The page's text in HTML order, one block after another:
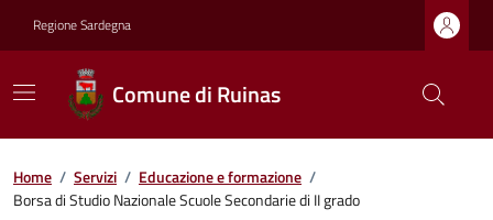
Regione Sardegna
Comune di Ruinas
Home / Servizi / Educazione e formazione /
Borsa di Studio Nazionale Scuole Secondarie di II grado